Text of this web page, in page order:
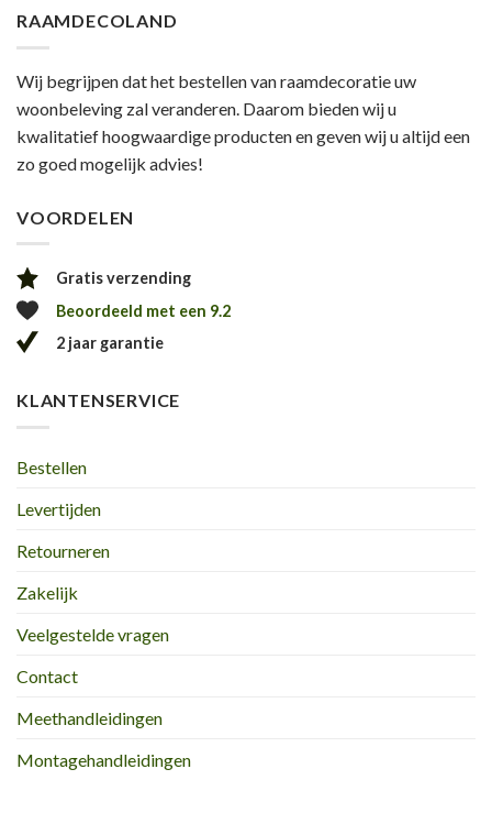
RAAMDECOLAND
Wij begrijpen dat het bestellen van raamdecoratie uw
woonbeleving zal veranderen. Daarom bieden wij u
kwalitatief hoogwaardige producten en geven wij u altijd een
zo goed mogelijk advies!
VOORDELEN
Gratis verzending
Beoordeeld met een 9.2
2 jaar garantie
KLANTENSERVICE
Bestellen
Levertijden
Retourneren
Zakelijk
Veelgestelde vragen
Contact
Meethandleidingen
Montagehandleidingen